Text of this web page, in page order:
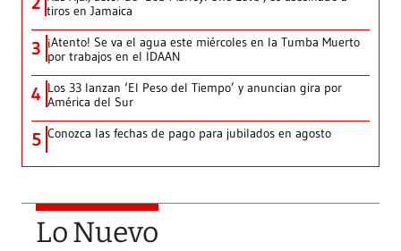
tiros en Jamaica
3 ¡Atento! Se va el agua este miércoles en la Tumba Muerto
por trabajos en el IDAAN
4 Los 33 lanzan ‘El Peso del Tiempo’ y anuncian gira por
América del Sur
5 Conozca las fechas de pago para jubilados en agosto
Lo Nuevo